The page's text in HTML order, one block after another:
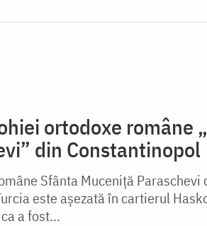
ortodoxe române
din Constantinopol
Sfânta Muceniță Paraschevi
este așezată în cartierul
a fost...